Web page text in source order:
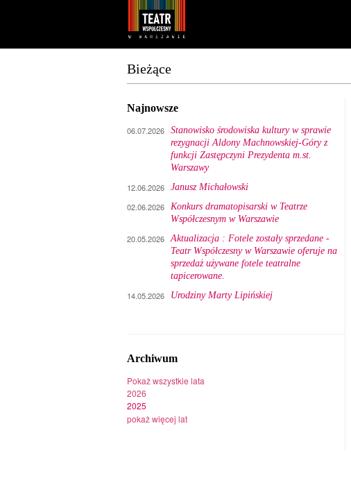
Bieżące
Najnowsze
06.07.2026 Stanowisko środowiska kultury w sprawie
rezygnacji Aldony Machnowskiej-Góry z
funkcji Zastępczyni Prezydenta m.st.
Warszawy
12.06.2026 Janusz Michałowski
02.06.2026 Konkurs dramatopisarski w Teatrze
Współczesnym w Warszawie
20.05.2026 Aktualizacja : Fotele zostały sprzedane -
Teatr Współczesny w Warszawie oferuje na
sprzedaż używane fotele teatralne
tapicerowane.
14.05.2026 Urodziny Marty Lipińskiej
Archiwum
Pokaż wszystkie lata
2026
2025
pokaż więcej lat